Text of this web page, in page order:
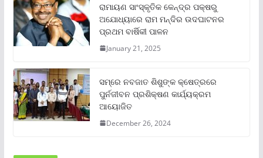
ରାମାୟଣ ସାଂସ୍କୃତିକ କେନ୍ଦ୍ର ପକ୍ଷରୁ
ଅଯୋଧ୍ୟାରେ ରାମ ମନ୍ଦିର ଉଦଘାଟନର
ପ୍ରଥମ ବାର୍ଷିକୀ ପାଳନ
January 21, 2025
ସମ୍‌ରେ ନବଜାତ ଶିଶୁଙ୍କ କ୍ଷେତ୍ରରେ
ପୁର୍ନଜୀବନ ପ୍ରଶିକ୍ଷଣ କାର୍ଯ୍ୟକ୍ରମ
ଆୟୋଜିତ
December 26, 2024